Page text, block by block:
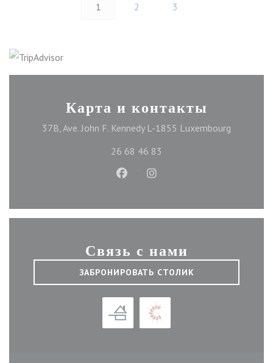
1 2 3
Карта и контакты
37B, Ave. John F. Kennedy L-1855 Luxembourg
26 68 46 83
Facebook ((открывается в
Instagram ((открывается
Связь с нами
ЗАБРОНИРОВАТЬ СТОЛИК